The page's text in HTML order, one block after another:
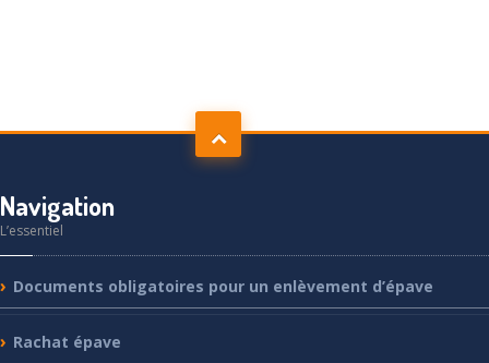
Navigation
L’essentiel
Documents obligatoires pour un enlèvement d’épave
Rachat épave